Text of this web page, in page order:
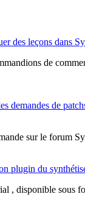
des leçons dans
de
demandes de
sur le forum
plugin du
, disponible sous